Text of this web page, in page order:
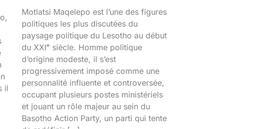
il
Motlatsi Maqelepo est l’une des figures
politiques les plus discutées du
paysage politique du Lesotho au début
du XXIᵉ siècle. Homme politique
d’origine modeste, il s’est
progressivement imposé comme une
personnalité influente et controversée,
occupant plusieurs postes ministériels
et jouant un rôle majeur au sein du
Basotho Action Party, un parti qui tente